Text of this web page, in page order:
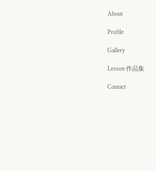
About
Profile
Gallery
Lesson 作品集
Contact